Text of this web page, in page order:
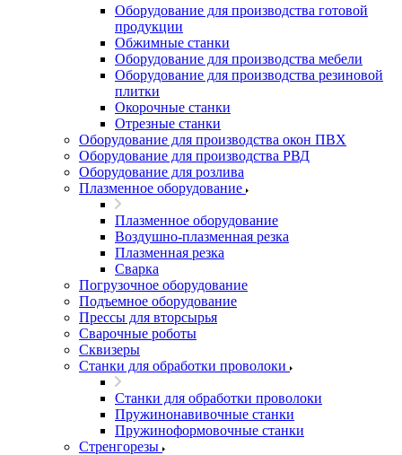
Оборудование для производства готовой
продукции
Обжимные станки
Оборудование для производства мебели
Оборудование для производства резиновой
плитки
Окорочные станки
Отрезные станки
Оборудование для производства окон ПВХ
Оборудование для производства РВД
Оборудование для розлива
Плазменное оборудование
Плазменное оборудование
Воздушно-плазменная резка
Плазменная резка
Сварка
Погрузочное оборудование
Подъемное оборудование
Прессы для вторсырья
Сварочные роботы
Сквизеры
Станки для обработки проволоки
Станки для обработки проволоки
Пружинонавивочные станки
Пружиноформовочные станки
Стренгорезы